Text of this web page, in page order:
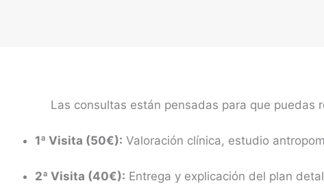
Las consultas están pensadas para que
1ª Visita (50€): Valoración clínica, estudio
2ª Visita (40€): Entrega y explicación del plan